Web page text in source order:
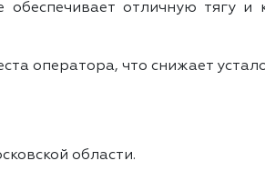
отличную тягу и
оператора, что снижает
области.